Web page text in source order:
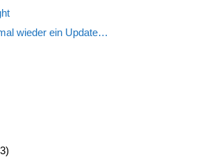
wieder ein Update…